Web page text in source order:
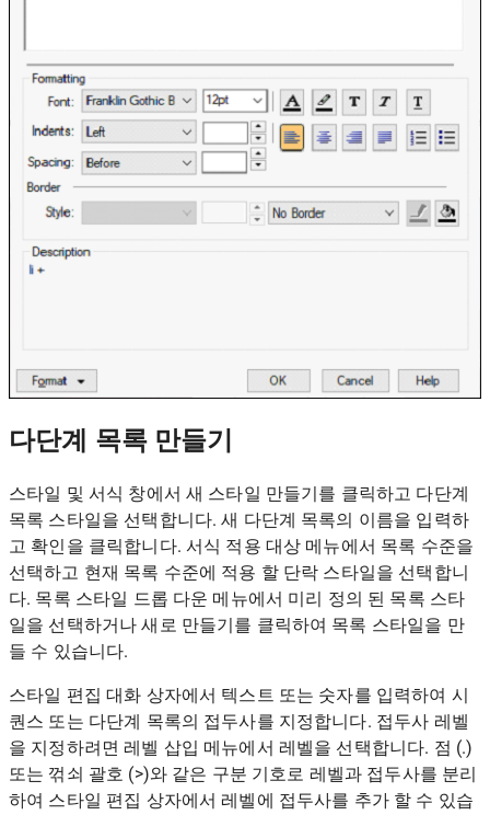
다단계 목록 만들기
스타일 및 서식 창에서 새 스타일 만들기를 클릭하고 다단계
목록 스타일을 선택합니다. 새 다단계 목록의 이름을 입력하
고 확인을 클릭합니다. 서식 적용 대상 메뉴에서 목록 수준을
선택하고 현재 목록 수준에 적용 할 단락 스타일을 선택합니
다. 목록 스타일 드롭 다운 메뉴에서 미리 정의 된 목록 스타
일을 선택하거나 새로 만들기를 클릭하여 목록 스타일을 만
들 수 있습니다.
스타일 편집 대화 상자에서 텍스트 또는 숫자를 입력하여 시
퀀스 또는 다단계 목록의 접두사를 지정합니다. 접두사 레벨
을 지정하려면 레벨 삽입 메뉴에서 레벨을 선택합니다. 점 (.)
또는 꺾쇠 괄호 (>)와 같은 구분 기호로 레벨과 접두사를 분리
하여 스타일 편집 상자에서 레벨에 접두사를 추가 할 수 있습